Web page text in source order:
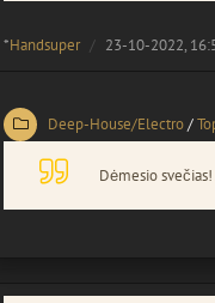
*Handsuper 23-10-2022,
Deep-House/Electro/
Dėmesio